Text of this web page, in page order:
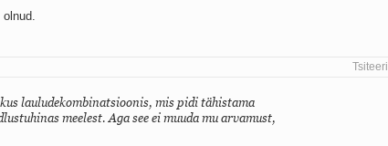
Tsiteeri
lauludekombinatsioonis, mis pidi tähistama
meelest. Aga see ei muuda mu arvamust,